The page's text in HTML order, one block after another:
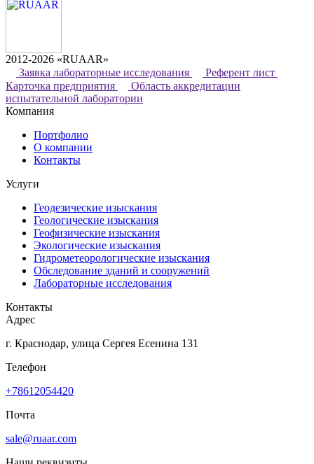
2012-2026 «RUAAR»
Заявка лабораторные исследования
Референт лист
Карточка предприятия
Область аккредитации
испытательной лаборатории
Компания
Портфолио
О компании
Контакты
Услуги
Геодезические изыскания
Геологические изыскания
Геофизические изыскания
Экологические изыскания
Гидрометеорологические изыскания
Обследование зданий и сооружений
Лабораторные исследования
Контакты
Адрес
г. Краснодар, улица Сергея Есенина 131
Телефон
+78612054420
Почта
sale@ruaar.com